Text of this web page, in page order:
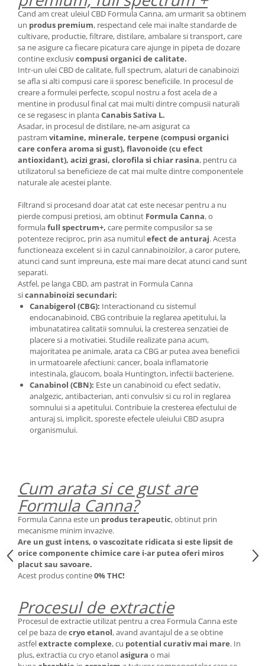
Cand am creat uleiul CBD Formula Canna, am urmarit sa obtinem
un produs premium, respectand cele mai inalte standarde de
cultivare, productie, filtrare, distilare, ambalare si transport, care
sa ne asigure ca fiecare picatura care ajunge in pipeta de dozare
contine exclusivcompusi organici de calitate.
Intr-un ulei CBD de calitate, full spectrum, alaturi de canabinoizi
se afla si alti compusi care ii sporesc beneficiile. In procesul de
creare a formulei perfecte, scopul nostru a fost acela de a
mentine in produsul final cat mai multi dintre compusii naturali
ce se regasesc in plantaCanabis Sativa L.
Asadar, in procesul de distilare, ne-am asigurat ca
pastram vitamine, minerale, terpene (compusi organici
care confera aroma si gust), flavonoide (cu efect
antioxidant), acizi grasi, clorofila si chiar rasina, pentru ca
utilizatorul sa beneficieze de cat mai multe dintre componentele
naturale ale acestei plante.
Filtrand si procesand doar atat cat este necesar pentru a nu
pierde compusi pretiosi, am obtinut Formula Canna, o
formulafull spectrum+, care permite compusilor sa se
potenteze reciproc, prin asa numitulefect de anturaj. Acesta
functioneaza excelent si in cazul cannabinoizilor, a caror putere,
atunci cand sunt impreuna, este mai mare decat atunci cand sunt
separati.
Astfel, pe langa CBD, am pastrat in Formula Canna
sicannabinoizi secundari:
Canabigerol (CBG): Interactionand cu sistemul
endocanabinoid, CBG contribuie la reglarea apetitului, la
imbunatatirea calitatii somnului, la cresterea senzatiei de
placere si a motivatiei. Studiile realizate pana acum,
majoritatea pe animale, arata ca CBG ar putea avea beneficii
in urmatoarele afectiuni: cancer, boala inflamatorie
intestinala, glaucom, boala Huntington, infectii bacteriene.
Canabinol (CBN): Este un canabinoid cu efect sedativ,
analgezic, antibacterian, anti convulsiv si cu rol in reglarea
somnului si a apetitului. Contribuie la cresterea efectului de
anturaj si, implicit, sporeste efectele uleiului CBD asupra
organismului.
Cum arata si ce gust are
Formula Canna?
Formula Canna este un produs terapeutic, obtinut prin
mecanisme minim invazive.
Are un gust intens, o vascozitate ridicata si este lipsit de
orice componente chimice care i-ar putea oferi miros
placut sau savoare.
Acest produs contine0% THC!
Procesul de extractie
Procesul de extractie utilizat pentru a crea Formula Canna este
cel pe baza decryo etanol, avand avantajul de a se obtine
astfelextracte complexe, cu potential curativ mai mare. In
plus, extractia cu cryo etanolasigura o mai